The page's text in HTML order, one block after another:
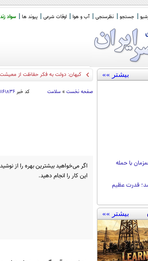
جستجو نظرسنجی آب و هوا اوقات شرعی پیوند ها سواد
بیشتر »»
با حمله
قدرت عظیم
بیشتر »»
چرا_
صفحه نخست » سلامت کد خبر۱۱۶۱۸۳۶
اگر می‌خواهید بیشترین بهره را از
این کار را انجام دهید.